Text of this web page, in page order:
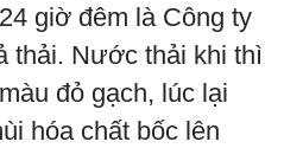
giờ đêm là Công ty
thải. Nước thải khi thì
đỏ gạch, lúc lại
hóa chất bốc lên